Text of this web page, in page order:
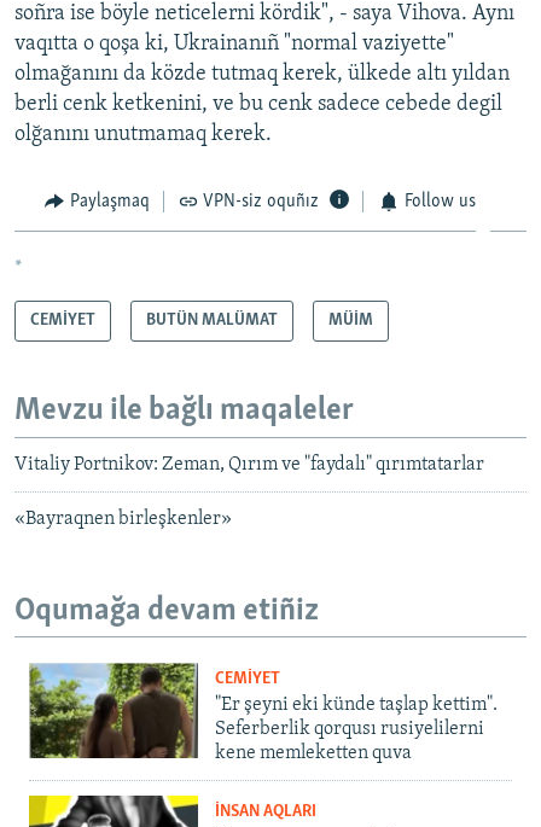
soñra ise böyle neticelerni kördik", - saya Vihova. Aynı
vaqıtta o qoşa ki, Ukrainanıñ "normal vaziyette"
olmağanını da közde tutmaq kerek, ülkede altı yıldan
berli cenk ketkenini, ve bu cenk sadece cebede degil
olğanını unutmamaq kerek.
Paylaşmaq VPN-siz oquñız Follow us
*
CEMİYET BUTÜN MALÜMAT MÜİM
Mevzu ile bağlı maqaleler
Vitaliy Portnikov: Zeman, Qırım ve "faydalı" qırımtatarlar
«Bayraqnen birleşkenler»
Oqumağa devam etiñiz
CEMİYET
"Er şeyni eki künde taşlap kettim".
Seferberlik qorqusı rusiyelilerni
kene memleketten quva
İNSAN AQLARI